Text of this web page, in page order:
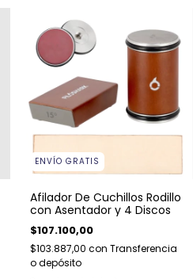
ENVÍO GRATIS
Afilador De Cuchillos Rodillo
con Asentador y 4 Discos
$107.100,00
$103.887,00 con Transferencia
o depósito